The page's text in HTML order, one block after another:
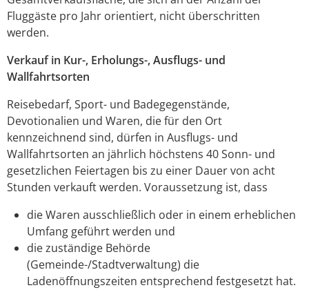
Fluggäste pro Jahr orientiert, nicht überschritten
werden.
Verkauf in Kur-, Erholungs-, Ausflugs- und
Wallfahrtsorten
Reisebedarf, Sport- und Badegegenstände,
Devotionalien und Waren, die für den Ort
kennzeichnend sind, dürfen in Ausflugs- und
Wallfahrtsorten an jährlich höchstens 40 Sonn- und
gesetzlichen Feiertagen bis zu einer Dauer von acht
Stunden verkauft werden. Voraussetzung ist, dass
die Waren ausschließlich oder in einem erheblichen
Umfang geführt werden und
die zuständige Behörde
(Gemeinde-/Stadtverwaltung) die
Ladenöffnungszeiten entsprechend festgesetzt hat.